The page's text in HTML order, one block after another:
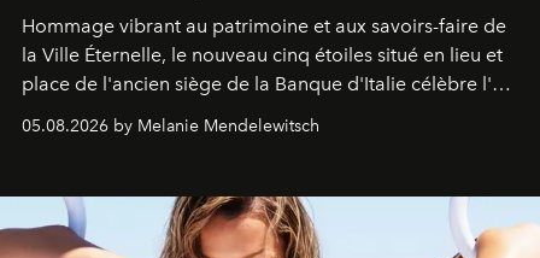
Hommage vibrant au patrimoine et aux savoirs-faire de
la Ville Éternelle, le nouveau cinq étoiles situé en lieu et
place de l'ancien siège de la Banque d'Italie célèbre l'art
de vivre Romain dans toute son élégance intemporelle.
05.08.2026 by Melanie Mendelewitsch